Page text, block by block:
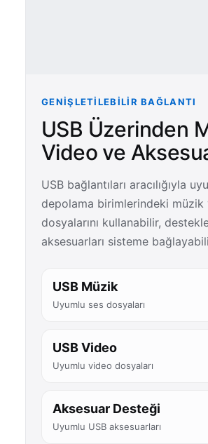
GENIŞLETILEBILIR BAĞLANTI
USB Üzerinden
Video ve
USB bağlantıları aracılığıyla
depolama birimlerindeki müzik
dosyalarını kullanabilir,
aksesuarları sisteme
USB Müzik
Uyumlu ses dosyaları
USB Video
Uyumlu video dosyaları
Aksesuar Desteği
Uyumlu USB aksesuarları